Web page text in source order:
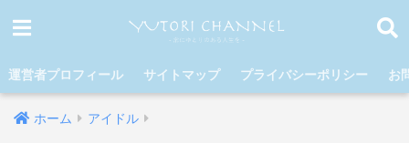
運営者プロフィール サイトマップ プライバシーポリシー お
ホーム アイドル